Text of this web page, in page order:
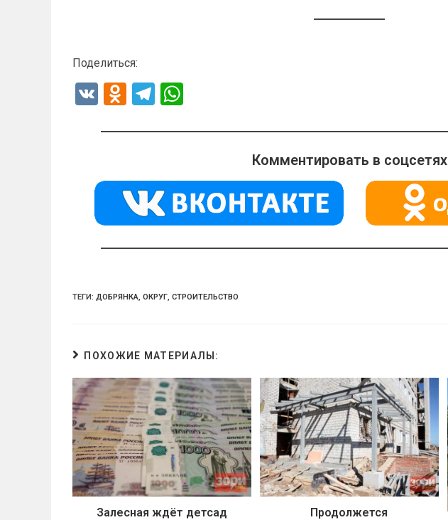
Поделиться:
V
O
n
kl
a
ss
ni
T
e
a
m
at
A
p
p
Комментировать в соцсетях
ТЕГИ: ДОБРЯНКА, ОКРУГ, СТРОИТЕЛЬСТВО
ПОХОЖИЕ МАТЕРИАЛЫ:
Залесная ждёт детсад Продолжется